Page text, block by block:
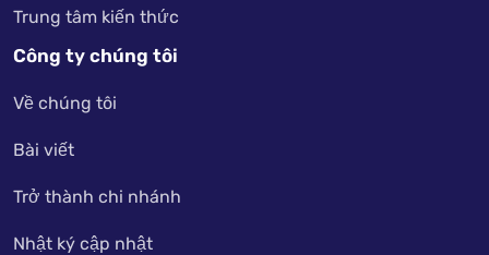
Trung tâm kiến thức
Công ty chúng tôi
Về chúng tôi
Bài viết
Trở thành chi nhánh
Nhật ký cập nhật